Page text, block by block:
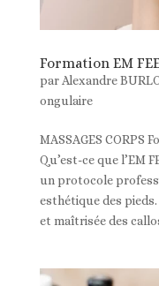
Formation EM
par Alexandre
ongulaire
MASSAGES CORPS
Qu’est-ce que l’EM
un protocole
esthétique des
et maîtrisée des